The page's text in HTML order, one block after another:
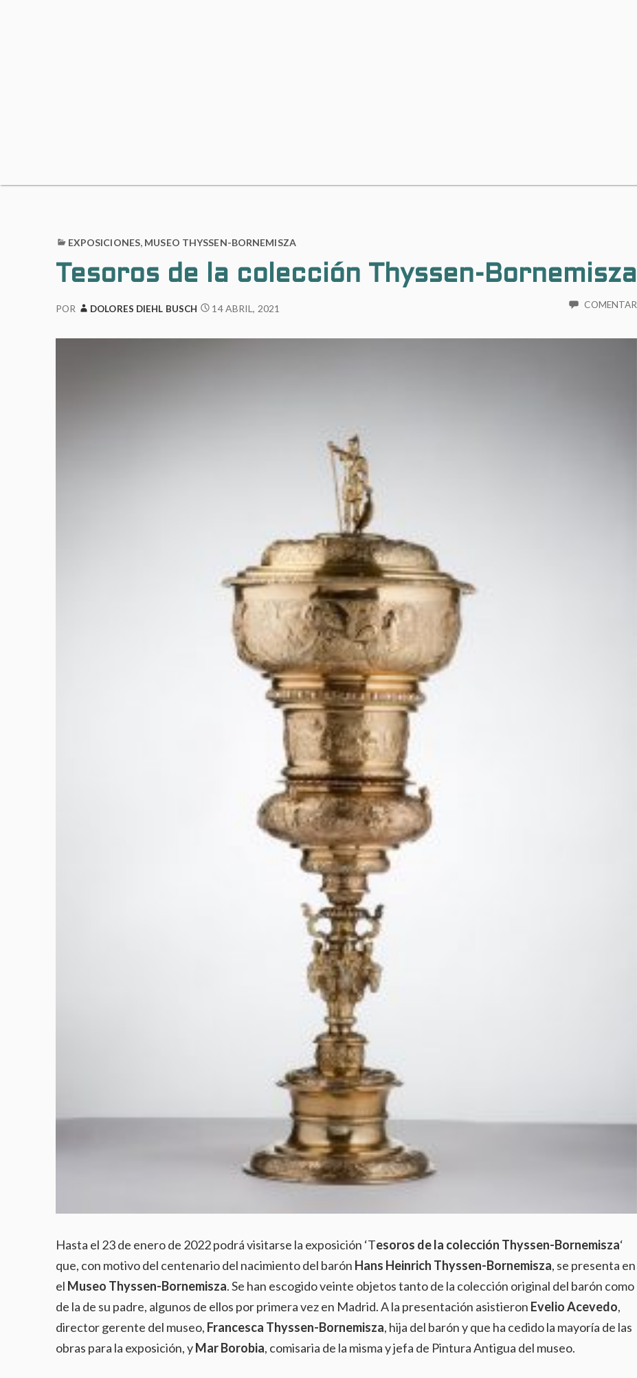
EXPOSICIONES, MUSEO THYSSEN-BORNEMISZA
Tesoros de la colección Thyssen-Bornemisza
POR DOLORES DIEHL BUSCH 14 ABRIL, 2021 COMENTAR
Hasta el 23 de enero de 2022 podrá visitarse la exposición ‘Tesoros de la colección Thyssen-Bornemisza‘
que, con motivo del centenario del nacimiento del barón Hans Heinrich Thyssen-Bornemisza, se presenta en
el Museo Thyssen-Bornemisza. Se han escogido veinte objetos tanto de la colección original del barón como
de la de su padre, algunos de ellos por primera vez en Madrid. A la presentación asistieron Evelio Acevedo,
director gerente del museo, Francesca Thyssen-Bornemisza, hija del barón y que ha cedido la mayoría de las
obras para la exposición, yMar Borobia, comisaria de la misma y jefa de Pintura Antigua del museo.